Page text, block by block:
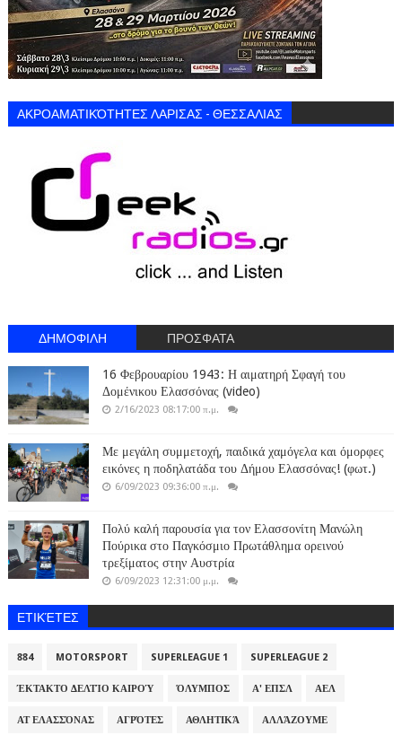
ΑΚΡΟΑΜΑΤΙΚΌΤΗΤΕΣ ΛΑΡΙΣΑΣ - ΘΕΣΣΑΛΙΑΣ
ΔΗΜΟΦΙΛΗ ΠΡΟΣΦΑΤΑ
16 Φεβρουαρίου 1943: Η αιματηρή Σφαγή του
Δομένικου Ελασσόνας (video)
2/16/2023 08:17:00 π.μ.
Με μεγάλη συμμετοχή, παιδικά χαμόγελα και όμορφες
εικόνες η ποδηλατάδα του Δήμου Ελασσόνας! (φωτ.)
6/09/2023 09:36:00 π.μ.
Πολύ καλή παρουσία για τον Ελασσονίτη Μανώλη
Πούρικα στο Παγκόσμιο Πρωτάθλημα ορεινού
τρεξίματος στην Αυστρία
6/09/2023 12:31:00 μ.μ.
ΕΤΙΚΈΤΕΣ
884 MOTORSPORT SUPERLEAGUE 1 SUPERLEAGUE 2
ΈΚΤΑΚΤΟ ΔΕΛΤΊΟ ΚΑΙΡΟΎ ΌΛΥΜΠΟΣ Α' ΕΠΣΛ ΑΕΛ
ΑΤ ΕΛΑΣΣΌΝΑΣ ΑΓΡΌΤΕΣ ΑΘΛΗΤΙΚΆ ΑΛΛΆΖΟΥΜΕ